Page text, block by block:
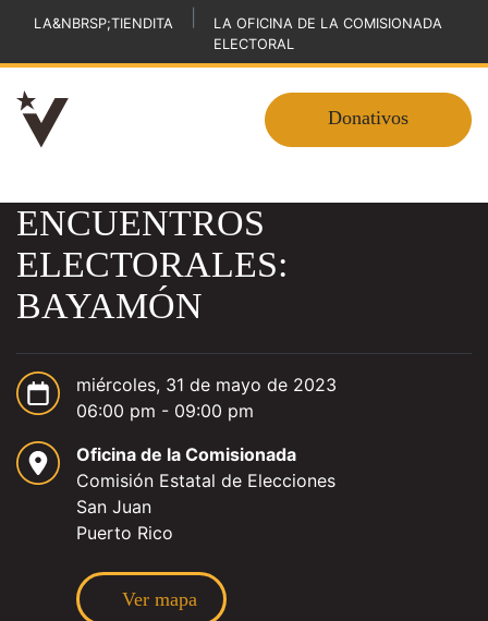
LA&NBRSP;TIENDITA
LA OFICINA DE LA COMISIONADA
ELECTORAL
Donativos
ENCUENTROS
ELECTORALES:
BAYAMÓN
miércoles, 31 de mayo de 2023
06:00 pm - 09:00 pm
Oficina de la Comisionada
Comisión Estatal de Elecciones
San Juan
Puerto Rico
Ver mapa